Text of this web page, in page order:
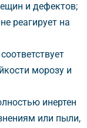
и дефектов;
реагирует на
морозу и
инертен
или пыли,